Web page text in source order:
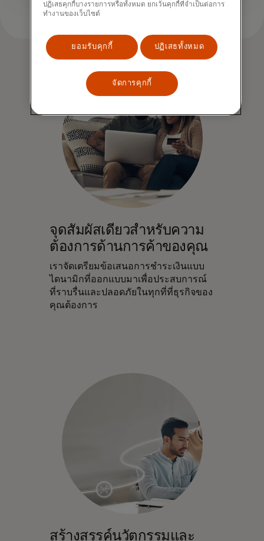
จุดสัมผัสเดียวสำหรับความ
ต้องการด้านการค้าของคุณ
เราจัดเตรียมข้อเสนอการชําระเงินแบบ
ไดนามิกที่ออกแบบมาเพื่อประสบการณ์
ที่ราบรื่นและปลอดภัยในทุกที่ที่ธุรกิจของ
คุณต้องการ
สร้างสรรค์นวัตกรรมและ
ปฏิเสธคุกกี้บางรายการหรือทั้งหมด ยกเว้นคุกกี้ที่จำเป็นต่อการ
ทำงานของเว็บไซต์
ยอมรับคุกกี้ ปฏิเสธทั้งหมด
จัดการคุกกี้